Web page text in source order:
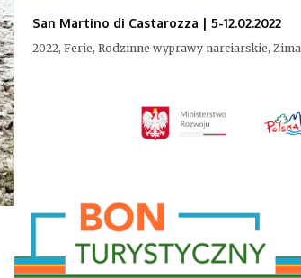
San Martino di Castarozza | 5-12.02.2022
2022, Ferie, Rodzinne wyprawy narciarskie, Zima